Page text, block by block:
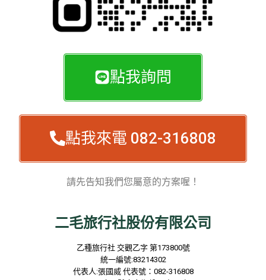
點我詢問
點我來電 082-316808
請先告知我們您屬意的方案喔！
二毛旅行社股份有限公司
乙種旅行社 交觀乙字 第173800號
統一編號:83214302
代表人:張國威 代表號： 082-316808